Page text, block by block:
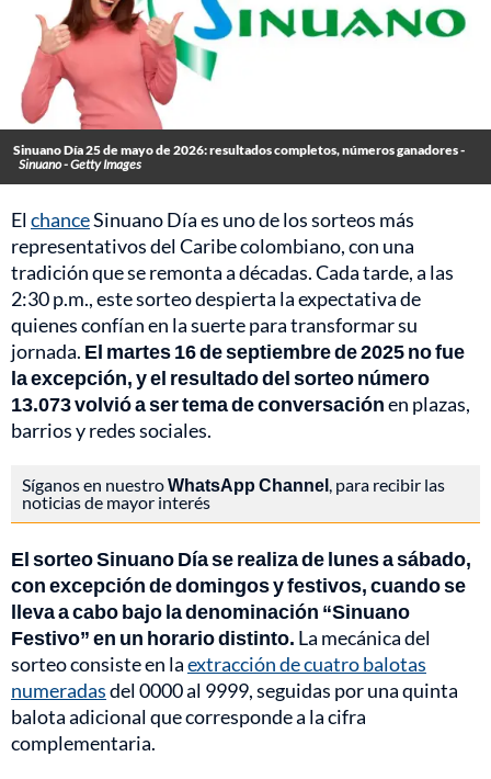
Sinuano Día 25 de mayo de 2026: resultados completos, números ganadores -
Sinuano - Getty Images
ElchanceSinuano Día es uno de los sorteos más
representativos del Caribe colombiano, con una
tradición que se remonta a décadas. Cada tarde, a las
2:30 p.m., este sorteo despierta la expectativa de
quienes confían en la suerte para transformar su
jornada. El martes 16 de septiembre de 2025 no fue
la excepción, y el resultado del sorteo número
13.073 volvió a ser tema de conversaciónen plazas,
barrios y redes sociales.
Síganos en nuestroWhatsApp Channel, para recibir las
noticias de mayor interés
El sorteo Sinuano Día se realiza de lunes a sábado,
con excepción de domingos y festivos, cuando se
lleva a cabo bajo la denominación “Sinuano
Festivo” en un horario distinto. La mecánica del
sorteo consiste en laextracción de cuatro balotas
numeradasdel 0000 al 9999, seguidas por una quinta
balota adicional que corresponde a la cifra
complementaria.